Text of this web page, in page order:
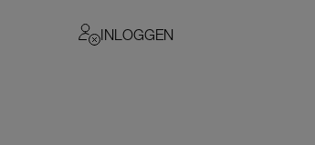
INLOGGEN